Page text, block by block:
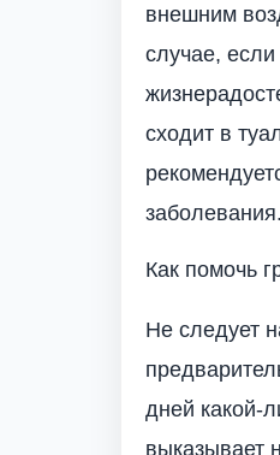
внешним
случае,
сходит в
заболевания.
Как помочь
Не следует
дней какой-
выказывает